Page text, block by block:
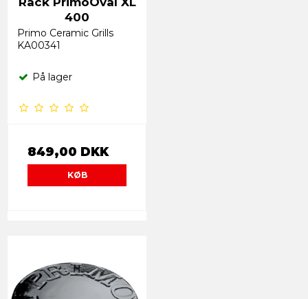
400
Primo Ceramic Grills
KA00341
På lager
849,00 DKK
KØB